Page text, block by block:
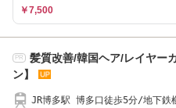
￥7,500
PR
髪質改善/韓国ヘア/レイヤー
ン】
JR博多駅 博多口徒歩5分/地下鉄